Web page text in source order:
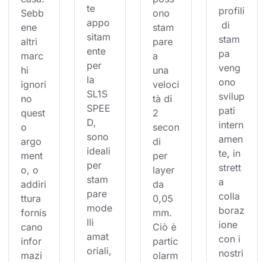
Sebb
ene
altri
marc
hi
ignori
no
quest
o
argo
ment
o, o
addiri
ttura
fornis
cano
infor
mazi
te
appo
sitam
ente
per
la
SL1S
SPEE
D,
sono
ideali
per
stam
pare
mode
lli
amat
oriali,
ono
stam
pare
a
una
veloci
tà di
2
secon
di
per
layer
da
0,05
mm.
Ciò è
partic
olarm
profili
di
stam
pa
veng
ono
svilup
pati
intern
amen
te, in
strett
a
colla
boraz
ione
con i
nostri